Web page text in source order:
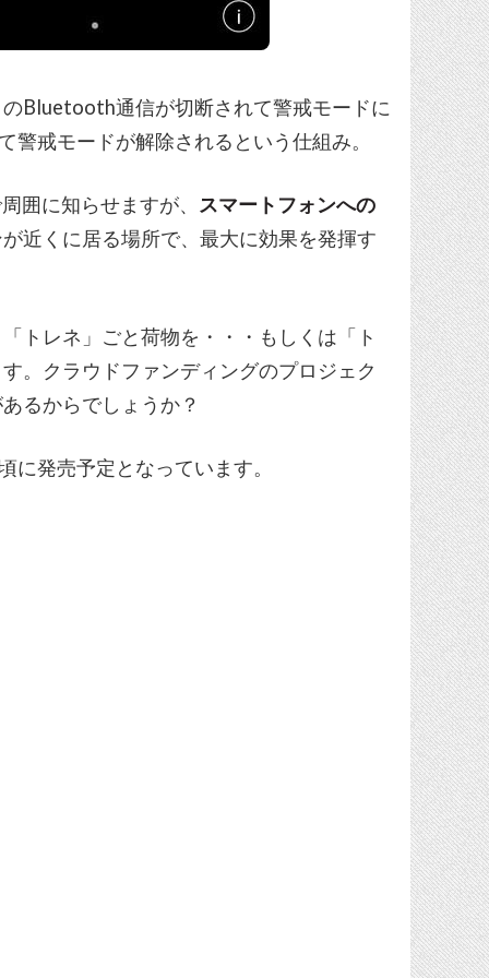
Bluetooth通信が切断されて警戒モードに
戒モードが解除されるという仕組み。
囲に知らせますが、 スマートフォンへの
近くに居る場所で、最大に効果を発揮す
トレネ」ごと荷物を・・・もしくは「ト
。クラウドファンディングのプロジェク
るからでしょうか？
発売予定となっています。